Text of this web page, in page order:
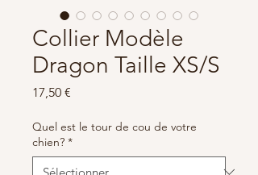
Collier Modèle
Dragon Taille XS/S
17,50 €
Quel est le tour de cou de votre
chien? *